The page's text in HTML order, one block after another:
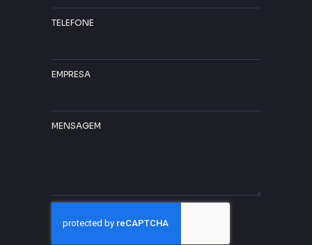
TELEFONE
EMPRESA
MENSAGEM